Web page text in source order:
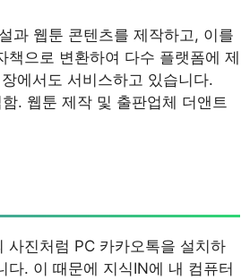
과 웹툰 콘텐츠를 제작하고, 이를
으로 변환하여 다수 플랫폼에 제
에서도 서비스하고 있습니다.
. 웹툰 제작 및 출판업체 더앤트
사진처럼 PC 카카오톡을 설치하
다. 이 때문에 지식IN에 내 컴퓨터